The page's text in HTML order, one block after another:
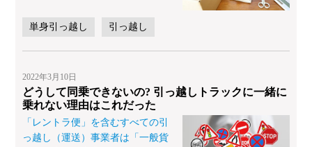
単身引っ越し 引っ越し
2022年3月10日
どうして同乗できないの? 引っ越しトラックに一緒に
乗れない理由はこれだった
「レントラ便」を含むすべての引
っ越し（運送）事業者は「一般貨